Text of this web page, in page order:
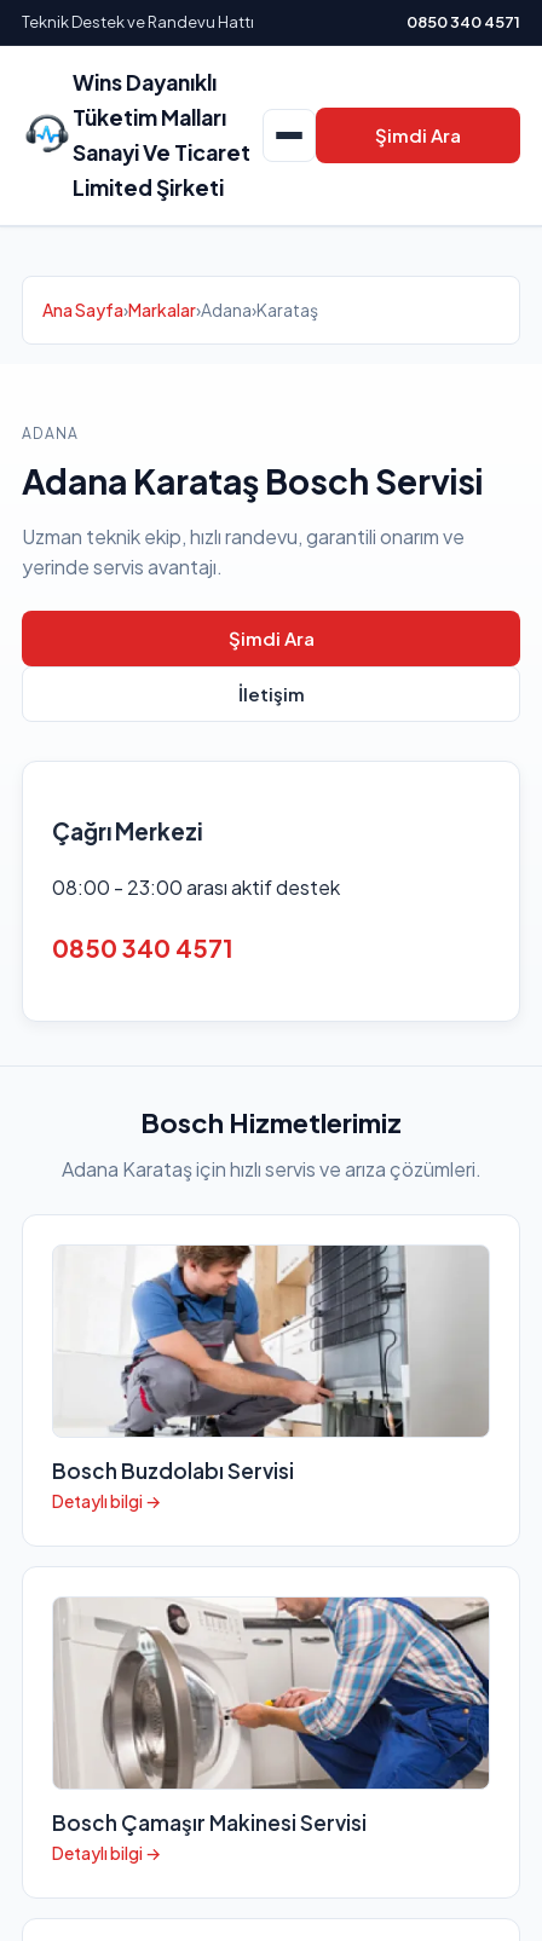
Teknik Destek ve Randevu Hattı 0850 340 4571
Wins Dayanıklı
Tüketim Malları
Sanayi Ve Ticaret
Limited Şirketi
Şimdi Ara
Ana Sayfa›Markalar›Adana›Karataş
ADANA
Adana Karataş Bosch Servisi
Uzman teknik ekip, hızlı randevu, garantili onarım ve
yerinde servis avantajı.
Şimdi Ara
İletişim
Çağrı Merkezi
08:00 - 23:00 arası aktif destek
0850 340 4571
Bosch Hizmetlerimiz
Adana Karataş için hızlı servis ve arıza çözümleri.
Bosch Buzdolabı Servisi
Detaylı bilgi →
Bosch Çamaşır Makinesi Servisi
Detaylı bilgi →